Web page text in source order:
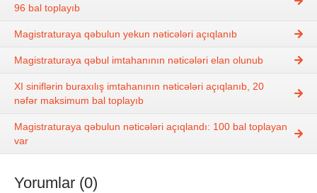
96 bal toplayıb
Magistraturaya qəbulun yekun nəticələri açıqlanıb
Magistraturaya qəbul imtahanının nəticələri elan olunub
XI siniflərin buraxılış imtahanının nəticələri açıqlanıb, 20
nəfər maksimum bal toplayıb
Magistraturaya qəbulun nəticələri açıqlandı: 100 bal toplayan
var
Yorumlar (0)